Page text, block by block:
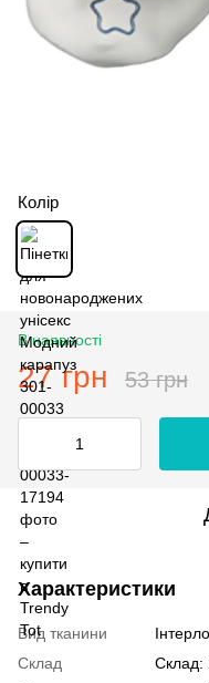
Колір
В наявності
27 грн 53 грн
Характеристики
Вид тканини
Склад
Склад: